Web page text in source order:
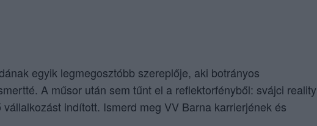
egyik legmegosztóbb szereplője, aki botrányos
A műsor után sem tűnt el a reflektorfényből: svájci reality
indított. Ismerd meg VV Barna karrierjének és